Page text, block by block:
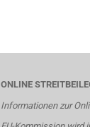
ONLINE
Informationen zur